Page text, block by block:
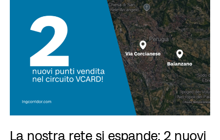
La nostra rete si espande: 2 nuovi
espande:
vendita